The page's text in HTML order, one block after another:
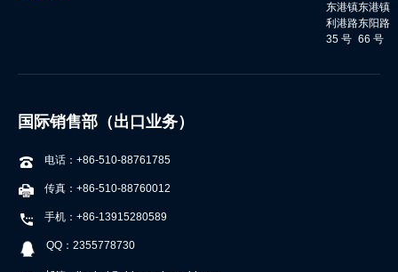
东港镇
利港路
35 号
东港镇
东阳路
66 号
国际销售部（出口业务）
电话：+86-510-88761785
传真：+86-510-88760012
手机：+86-13915280589
QQ：2355778730